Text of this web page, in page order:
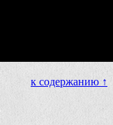
к содержанию ↑